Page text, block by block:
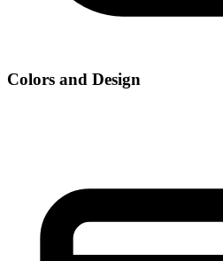
Colors and Design